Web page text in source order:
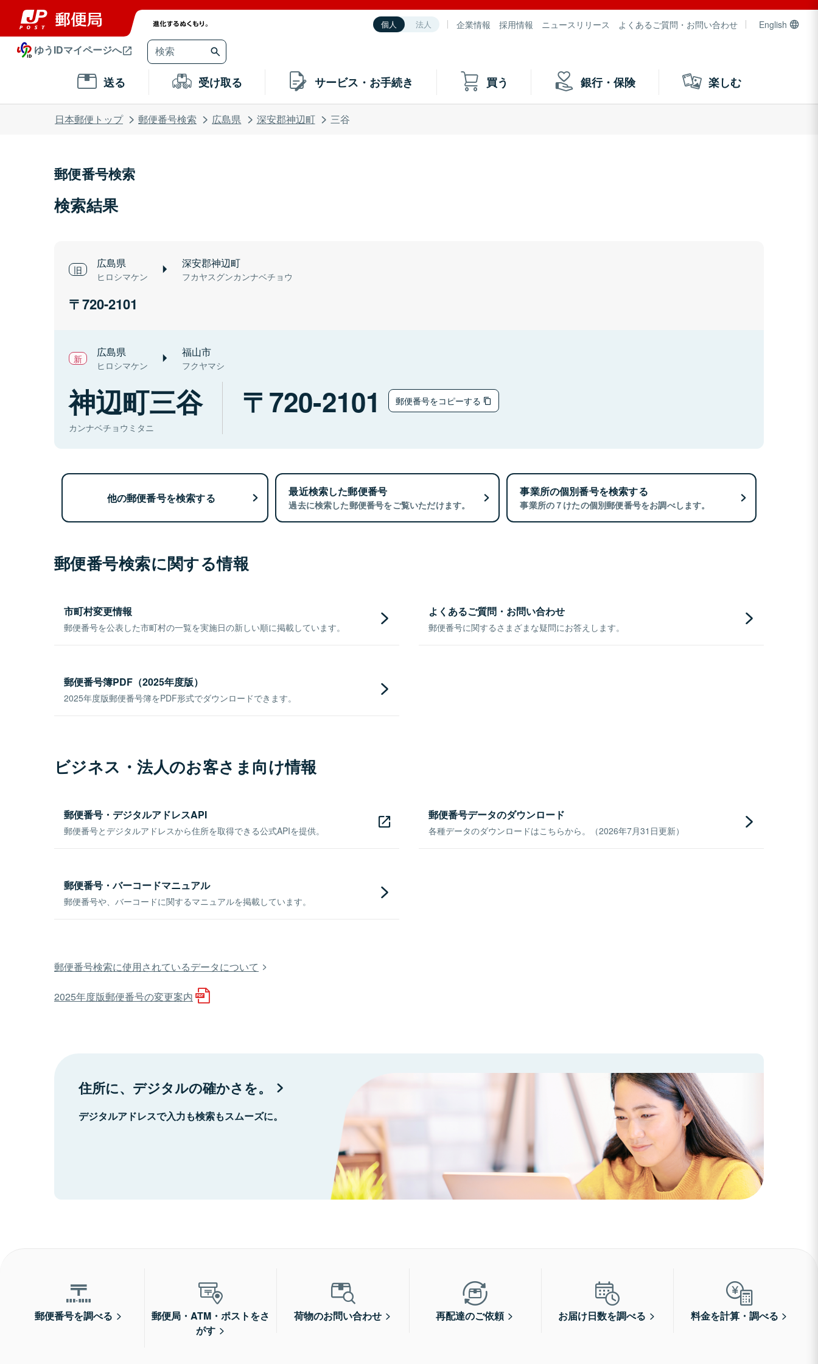
個人 法人 企業情報 採用情報 ニュースリリース よくあるご質問・お問い合わせ English
ゆうIDマイページへ
送る 受け取る サービス・お手続き 買う 銀行・保険 楽しむ
日本郵便トップ 郵便番号検索 広島県 深安郡神辺町 三谷
郵便番号検索
検索結果
広島県
ヒロシマケン
深安郡神辺町
フカヤスグンカンナベチョウ
720-2101
広島県
ヒロシマケン
福山市
フクヤマシ
神辺町三谷
カンナベチョウミタニ
720-2101 郵便番号をコピーする
他の郵便番号を検索する 最近検索した郵便番号
過去に検索した郵便番号をご覧いただけます。
事業所の個別番号を検索する
事業所の７けたの個別郵便番号をお調べします。
郵便番号検索に関する情報
市町村変更情報
郵便番号を公表した市町村の一覧を実施日の新しい順に掲載しています。
よくあるご質問・お問い合わせ
郵便番号に関するさまざまな疑問にお答えします。
郵便番号簿PDF（2025年度版）
2025年度版郵便番号簿をPDF形式でダウンロードできます。
ビジネス・法人のお客さま向け情報
郵便番号・デジタルアドレスAPI
郵便番号とデジタルアドレスから住所を取得できる公式APIを提供。
郵便番号データのダウンロード
各種データのダウンロードはこちらから。（2026年7月31日更新）
郵便番号・バーコードマニュアル
郵便番号や、バーコードに関するマニュアルを掲載しています。
郵便番号検索に使用されているデータについて
2025年度版郵便番号の変更案内
住所に、デジタルの確かさを。
デジタルアドレスで入力も検索もスムーズに。
郵便番号を調べる
郵便局・ATM・ポストをさ
がす
荷物のお問い合わせ 再配達のご依頼 お届け日数を調べる 料金を計算・調べる